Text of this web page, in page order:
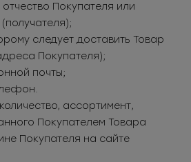
Покупателя или
следует доставить Товар
Покупателя);
почты;
ассортимент,
Покупателем Товара
Покупателя на сайте